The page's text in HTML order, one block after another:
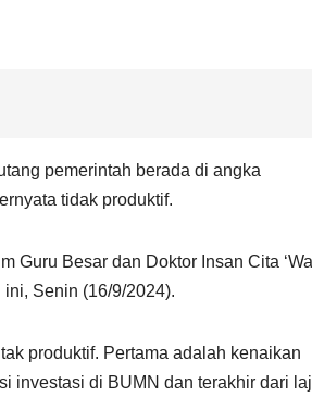
pemerintah berada di angka
tidak produktif.
Guru Besar dan Doktor Insan Cita
Senin (16/9/2024).
produktif. Pertama adalah kenaikan
investasi di BUMN dan terakhir dari